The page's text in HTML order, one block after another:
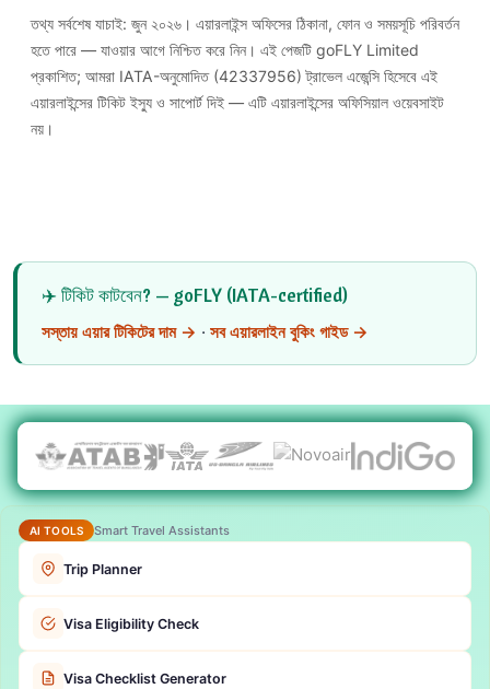
তথ্য সর্বশেষ যাচাই: জুন ২০২৬। এয়ারলাইন্স অফিসের ঠিকানা, ফোন ও সময়সূচি পরিবর্তন
হতে পারে — যাওয়ার আগে নিশ্চিত করে নিন। এই পেজটি goFLY Limited
প্রকাশিত; আমরা IATA-অনুমোদিত (42337956) ট্রাভেল এজেন্সি হিসেবে এই
এয়ারলাইন্সের টিকিট ইস্যু ও সাপোর্ট দিই — এটি এয়ারলাইন্সের অফিসিয়াল ওয়েবসাইট
নয়।
✈️ টিকিট কাটবেন? — goFLY (IATA-certified)
সস্তায় এয়ার টিকিটের দাম → · সব এয়ারলাইন বুকিং গাইড →
AI TOOLS Smart Travel Assistants
Trip Planner
Visa Eligibility Check
Visa Checklist Generator